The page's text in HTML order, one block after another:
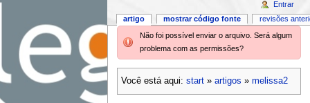
Não foi possível enviar o arquivo. Será algum
problema com as permissões?
Você está aqui: start» artigos » melissa2
artigo mostrar código fonte revisões
Entrar